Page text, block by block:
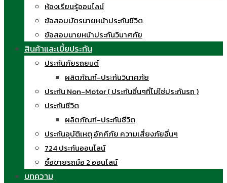
ห้องเรียนรู้ออนไลน์
ข้อสอบบัตรนายหน้าประกันชีวิต
ข้อสอบนายหน้าประกันวินาศภัย
สินค้าและเบี้ยประกัน
ประกันภัยรถยนต์
ผลิตภัณฑ์-ประกันวินาศภัย
ประกัน Non-Motor ( ประกันอื่นๆที่ไม่ใช่ประกันรถ )
ประกันชีวิต
ผลิตภัณฑ์-ประกันชีวิต
ประกันอุบัติเหตุ อัคคีภัย ความเสี่ยงภัยอื่นๆ
724 ประกันออนไลน์
ซื้อขายรถมือ 2 ออนไลน์
บทความ